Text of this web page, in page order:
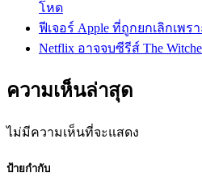
โหด
ฟีเจอร์ Apple ที่ถูกยกเลิกเพ
Netflix อาจจบซีรีส์ The
ความเห็นล่าสุด
ไม่มีความเห็นที่จะแสดง
ป้ายกำกับ